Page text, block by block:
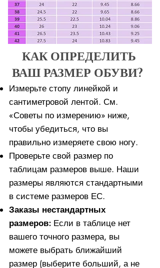
КАК ОПРЕДЕЛИТЬ
ВАШ РАЗМЕР ОБУВИ?
Измерьте стопу линейкой и
сантиметровой лентой. См.
«Советы по измерению» ниже,
чтобы убедиться, что вы
правильно измеряете свою ногу. ​​
Проверьте свой размер по
таблицам размеров выше. Наши
размеры являются стандартными
в системе размеров ЕС.
Заказы нестандартных
размеров: Если в таблице нет
вашего точного размера, вы
можете выбрать ближайший
размер (выберите больший, а не